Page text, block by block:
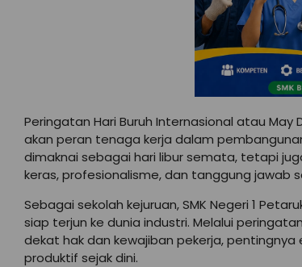
Peringatan Hari Buruh Internasional atau
akan peran tenaga kerja dalam
dimaknai sebagai hari libur semata, tetapi
keras, profesionalisme, dan tanggung jawab
Sebagai sekolah kejuruan, SMK Negeri 1
siap terjun ke dunia industri. Melalui
dekat hak dan kewajiban pekerja,
produktif sejak dini.